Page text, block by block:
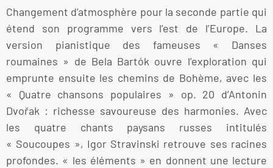
Changement d’atmosphère pour la seconde partie qui
étend son programme vers l’est de l’Europe. La
version pianistique des fameuses « Danses
roumaines » de Bela Bartók ouvre l’exploration qui
emprunte ensuite les chemins de Bohème, avec les
« Quatre chansons populaires » op. 20 d’Antonin
Dvořak : richesse savoureuse des harmonies. Avec
les quatre chants paysans russes intitulés
« Soucoupes », Igor Stravinski retrouve ses racines
profondes. « les éléments » en donnent une lecture